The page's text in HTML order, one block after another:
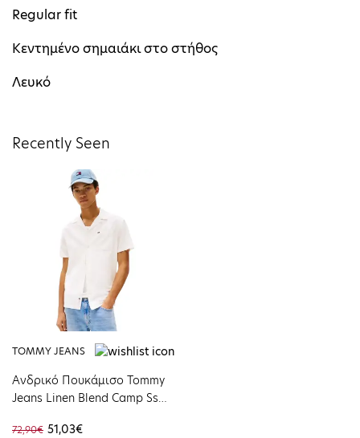
Regular fit
Κεντημένο σημαιάκι στο στήθος
Λευκό
Recently Seen
TOMMY JEANS
Ανδρικό Πουκάμισο Tommy
Jeans Linen Blend Camp Ss
72,90€ 51,03€